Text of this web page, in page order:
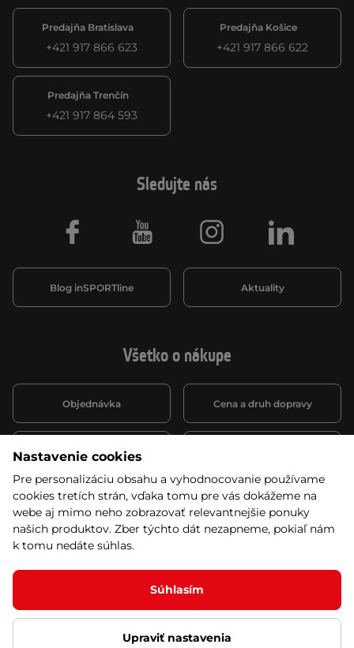
Predajňa Bratislava
+421 917 866 623
Predajňa Košice
+421 917 866 622
Predajňa Trenčín
+421 917 864 593
Všetko o nákupe
Objednávka Cena a druh dopravy
Spôsob platby
Montáž a servis Reklamácie a záruka
Kariéra
Sledujte nás
Blog inSPORTline Aktuality
Facebook Youtube Instagram LinkedIn
© 2026 Stores inSPORTline SK, s.r.o. Všetky práva vyhradené
Nastavenie cookies
Pre personalizáciu obsahu a vyhodnocovanie používame
cookies tretích strán, vďaka tomu pre vás dokážeme na
webe aj mimo neho zobrazovať relevantnejšie ponuky
našich produktov. Zber týchto dát nezapneme, pokiaľ nám
k tomu nedáte súhlas.
Súhlasím
Upraviť nastavenia